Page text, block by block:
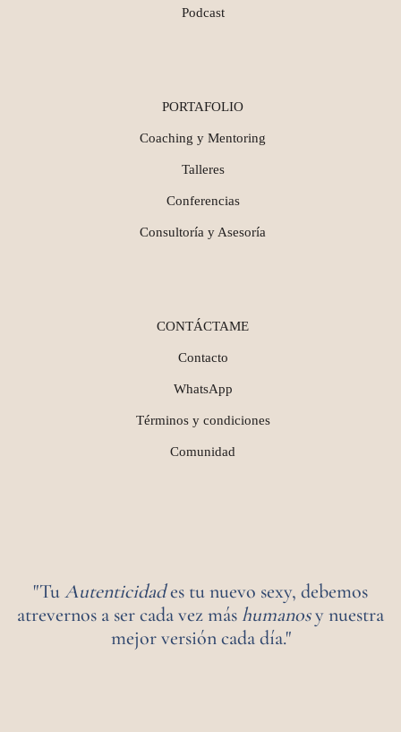
Podcast
PORTAFOLIO
Coaching y Mentoring
Talleres
Conferencias
Consultoría y Asesoría
CONTÁCTAME
Contacto
WhatsApp
Términos y condiciones
Comunidad
"TuAutenticidades tu nuevo sexy, debemos
atrevernos a ser cada vez máshumanosy nuestra
mejor versión cada día."